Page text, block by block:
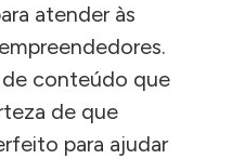
atender às
conteúdo que
de que
para ajudar